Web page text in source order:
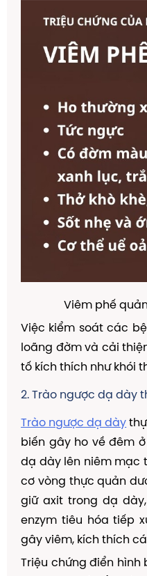
Viêm phế
Việc kiểm soát các
loãng đờm và cải
tố kích thích như khói
2. Trào ngược dạ dày
Trào ngược dạ dày
biến gây ho về đêm
dạ dày lên niêm mạc
cơ vòng thực quản
giữ axit trong dạ
enzym tiêu hóa tiếp
gây viêm, kích thích
Triệu chứng điển